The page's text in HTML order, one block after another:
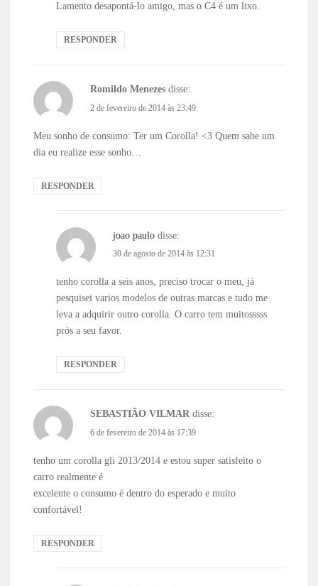
Lamento desapontá-lo amigo, mas o C4 é um lixo.
RESPONDER
Romildo Menezes disse:
2 de fevereiro de 2014 às 23:49
Meu sonho de consumo: Ter um Corolla! <3 Quem sabe um
dia eu realize esse sonho…
RESPONDER
joao paulo disse:
30 de agosto de 2014 às 12:31
tenho corolla a seis anos, preciso trocar o meu, já
pesquisei varios modelos de outras marcas e tudo me
leva a adquirir outro corolla. O carro tem muitosssss
prós a seu favor.
RESPONDER
SEBASTIÃO VILMAR disse:
6 de fevereiro de 2014 às 17:39
tenho um corolla gli 2013/2014 e estou super satisfeito o
carro realmente é
excelente o consumo é dentro do esperado e muito
confortável!
RESPONDER